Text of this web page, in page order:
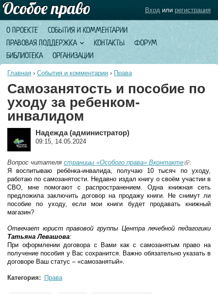
О ПРОЕКТЕ
СОБЫТИЯ И КОММЕНТАРИИ
ПРАВОВАЯ ПОДДЕРЖКА
КОНТАКТЫ
ФОРУМ
БИБЛИОТЕКА
ОРГАНИЗАЦИИ
Вход или регистрация
Главная › События и комментарии › Права
Самозанятость и пособие по
уходу за ребенком-
инвалидом
Надежда (администратор)
09:15, 14.05.2024
Вопрос читателя страницы «Особого права» Вконтакте(link is
external)
:
Я воспитываю ребёнка-инвалида, получаю 10 тысяч по уходу,
работаю по самозанятости. Недавно издал книгу о своём участии в
СВО, мне помогают с распространением. Одна книжная сеть
предложила заключить договор на продажу книги. Не снимут ли
пособие по уходу, если мои книги будет продавать книжный
магазин?
Отвечает юрист правовой группы Центра лечебной педагогики
Татьяна Левашова:
При оформлении договора с Вами как с самозанятым право на
получение пособия у Вас сохранится. Важно обязательно указать в
договоре Ваш статус – «самозанятый».
Категория: Права